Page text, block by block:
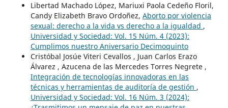
Libertad Machado López, Mariuxi Paola Cedeño Floril,
Candy Elizabeth Bravo Ordoñez, Aborto por violencia
sexual: derecho a la vida vs derecho a la igualdad ,
Universidad y Sociedad: Vol. 15 Núm. 4 (2023):
Cumplimos nuestro Aniversario Decimoquinto
Cristóbal Josúe Viteri Cevallos , Juan Carlos Erazo
Álvarez , Azucena de las Mercedes Torres Negrete ,
Integración de tecnologías innovadoras en las
técnicas y herramientas de auditoría de gestión ,
Universidad y Sociedad: Vol. 16 Núm. 3 (2024):